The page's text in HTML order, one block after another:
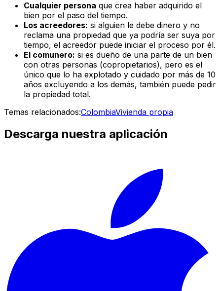
Cualquier persona que crea haber adquirido el
bien por el paso del tiempo.
Los acreedores: si alguien le debe dinero y no
reclama una propiedad que ya podría ser suya por
tiempo, el acreedor puede iniciar el proceso por él.
El comunero: si es dueño de una parte de un bien
con otras personas (copropietarios), pero es el
único que lo ha explotado y cuidado por más de 10
años excluyendo a los demás, también puede pedir
la propiedad total.
Temas relacionados:ColombiaVivienda propia
Descarga nuestra aplicación